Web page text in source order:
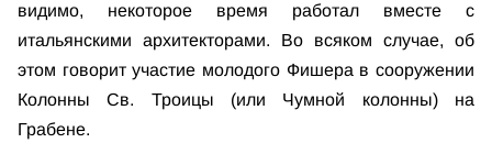
видимо, некоторое время работал вместе с
итальянскими архитекторами. Во всяком случае, об
этом говорит участие молодого Фишера в сооружении
Колонны Св. Троицы (или Чумной колонны) на
Грабене.